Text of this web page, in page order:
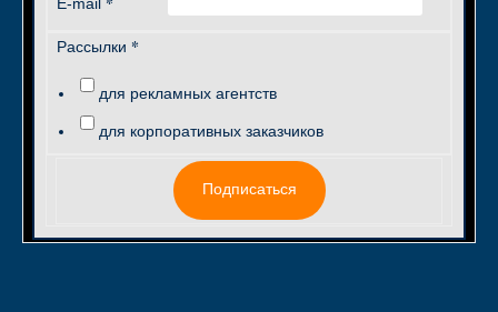
Рассылки *
для рекламных агентств
для корпоративных заказчиков
Подписаться